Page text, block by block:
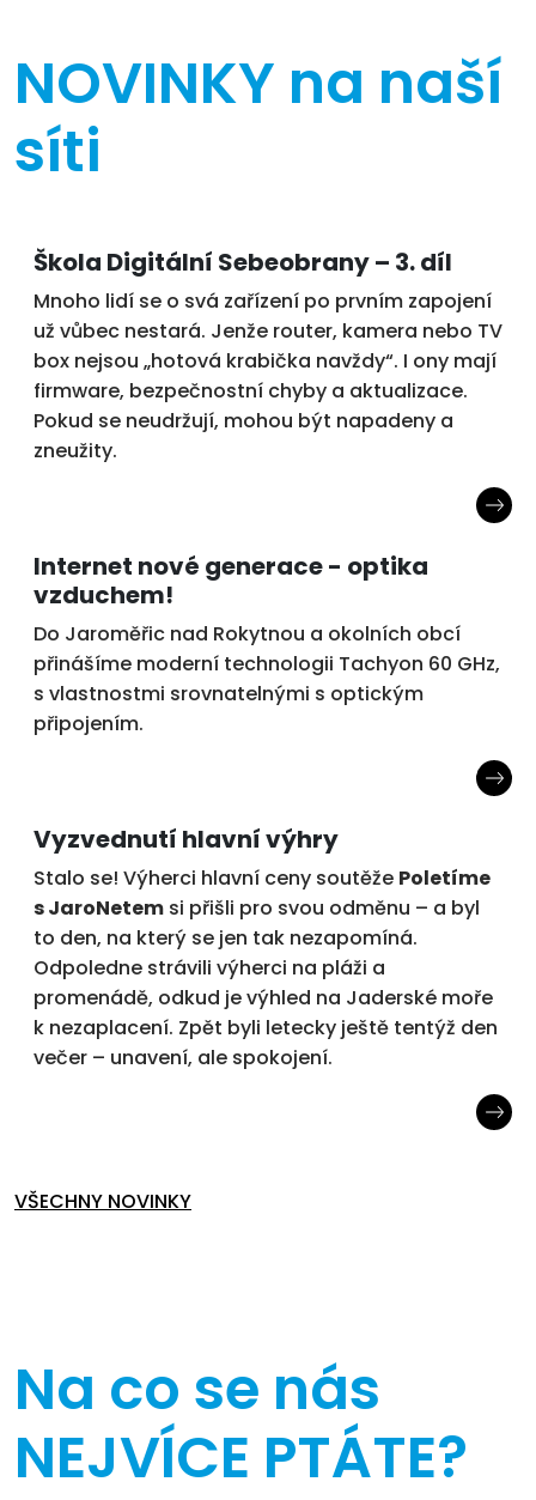
NOVINKY na naší
síti
Škola Digitální Sebeobrany – 3. díl
Mnoho lidí se o svá zařízení po prvním zapojení
už vůbec nestará. Jenže router, kamera nebo TV
box nejsou „hotová krabička navždy“. I ony mají
firmware, bezpečnostní chyby a aktualizace.
Pokud se neudržují, mohou být napadeny a
zneužity.
Internet nové generace - optika
vzduchem!
Do Jaroměřic nad Rokytnou a okolních obcí
přinášíme moderní technologii Tachyon 60 GHz,
s vlastnostmi srovnatelnými s optickým
připojením.
Vyzvednutí hlavní výhry
Stalo se! Výherci hlavní ceny soutěže Poletíme
s JaroNetem si přišli pro svou odměnu – a byl
to den, na který se jen tak nezapomíná.
Odpoledne strávili výherci na pláži a
promenádě, odkud je výhled na Jaderské moře
k nezaplacení. Zpět byli letecky ještě tentýž den
večer – unavení, ale spokojení.
VŠECHNY NOVINKY
Na co se nás
NEJVÍCE PTÁTE?